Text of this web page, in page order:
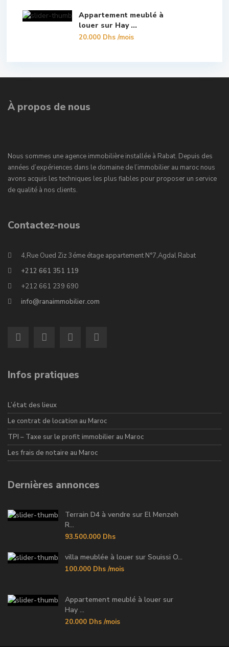
Appartement meublé à
louer sur Hay ...
20.000 Dhs/mois
À propos de nous
Nous sommes une agence immobilière installée à Rabat. Depuis des
années d’expériences dans le domaine de l’immobilier au maroc nous
avons acquis les techniques les plus fiables pour proposer un service
de qualité à nos clients.
Contactez-nous
4,Rue Oued Ziz 3éme étage appartement N°7,Agdal Rabat
+212 661 351 119
+212 661 239 690
info@ranaimmobilier.com
Infos pratiques
L’état des lieux
Le contrat de location au Maroc
TPI – Taxe sur le profit immobilier au Maroc
Les frais de notaire au Maroc
Dernières annonces
Terrain D4 à vendre sur El Menzeh
R...
93.500.000 Dhs
villa meublée à louer sur Souissi O...
100.000 Dhs /mois
Appartement meublé à louer sur
Hay ...
20.000 Dhs /mois